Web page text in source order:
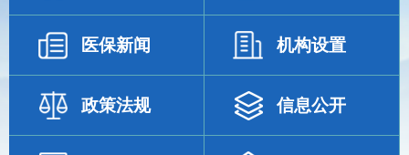
医保新闻 机构设置
政策法规 信息公开